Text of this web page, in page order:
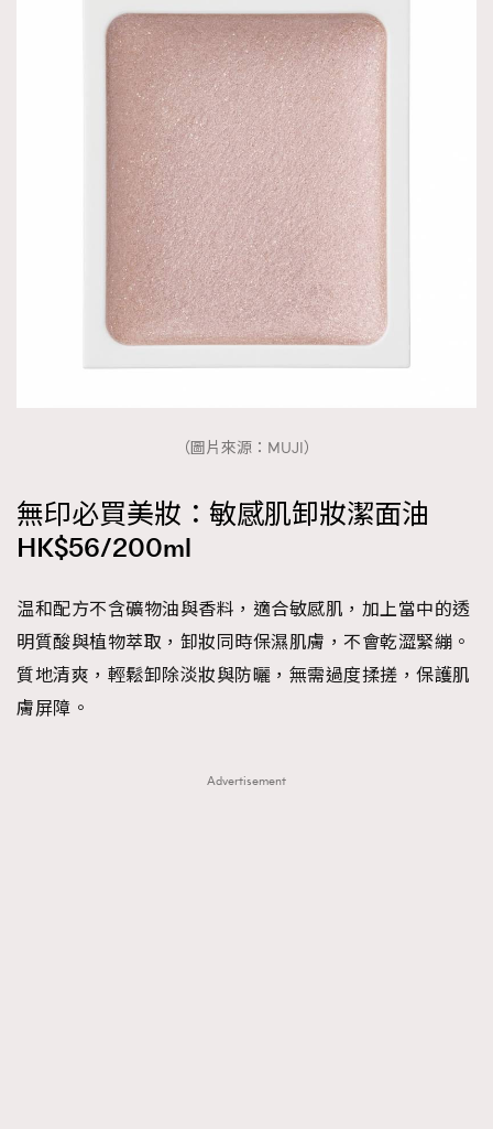
TRENDING
AFrenchMind
DressLikeAParisienne
EmpowerF
FashionWeek FigaroAesthetic
（圖片來源：MUJI）
無印必買美妝：敏感肌卸妝潔面油
HK$56/200ml
温和配方不含礦物油與香料，適合敏感肌，加上當中的透
明質酸與植物萃取，卸妝同時保濕肌膚，不會乾澀緊繃。
質地清爽，輕鬆卸除淡妝與防曬，無需過度揉搓，保護肌
膚屏障。
Advertisement